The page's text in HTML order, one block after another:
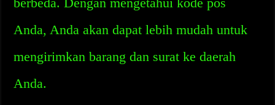
Anda, Anda akan dapat lebih mudah untuk
mengirimkan barang dan surat ke daerah
Anda.